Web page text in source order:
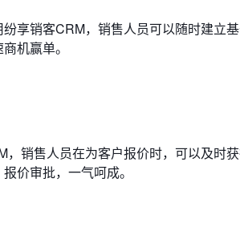
享销客CRM，销售人员可以随时建立
机赢单。
销售人员在为客户报价时，可以及时
价审批，一气呵成。